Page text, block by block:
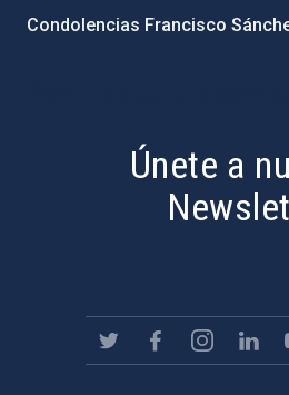
Condolencias Francisco
Únete a